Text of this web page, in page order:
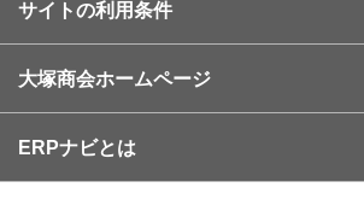
サイトの利用条件
大塚商会ホームページ
ERPナビとは